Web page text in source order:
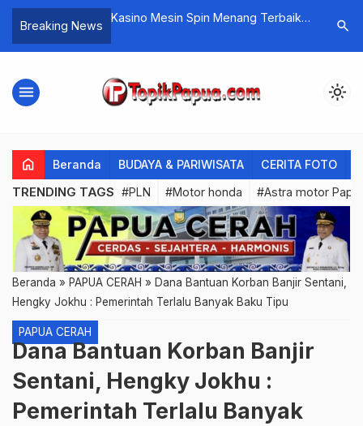
Breaking News
Kasino Mesin Spin Menang Terbaik
search
menu light_mode
home Beranda BUDAYA & PARIWISATA CERITA FOTO
TRENDING TAGS #PLN #Motor honda #Astra motor
Beranda » PAPUA CERAH » Dana Bantuan Korban Banjir Sentani,
Hengky Jokhu : Pemerintah Terlalu Banyak Baku Tipu
PAPUA CERAH
Dana Bantuan Korban Banjir
Sentani, Hengky Jokhu :
Pemerintah Terlalu Banyak